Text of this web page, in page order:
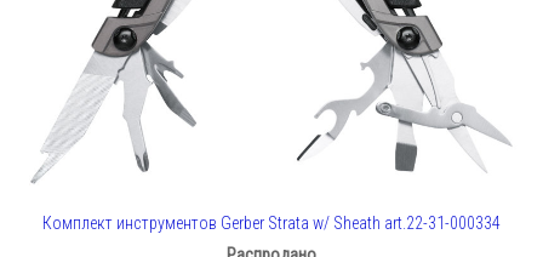
Комплект инструментов Gerber Strata w/ Sheath art.22-31-000334